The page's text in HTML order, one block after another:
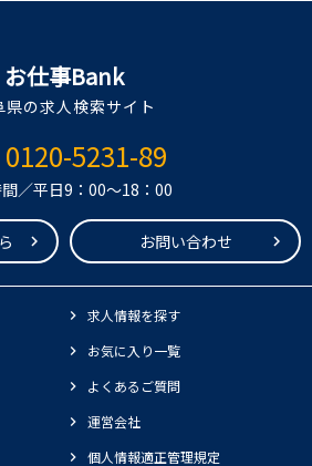
お仕事Bank
県の求人検索サイト
0120-5231-89
／平日9：00～18：00
お問い合わせ
求人情報を探す
お気に入り一覧
よくあるご質問
運営会社
個人情報適正管理規定